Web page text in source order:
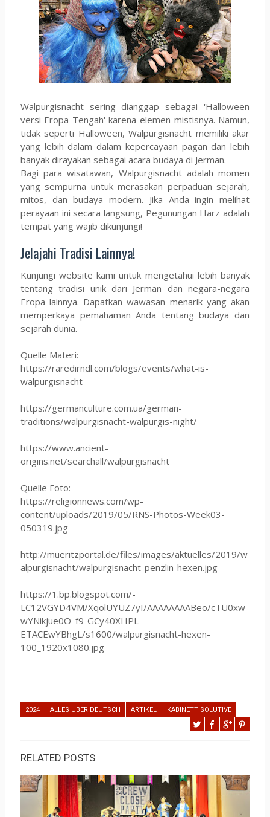
Walpurgisnacht sering dianggap sebagai 'Halloween
versi Eropa Tengah' karena elemen mistisnya. Namun,
tidak seperti Halloween, Walpurgisnacht memiliki akar
yang lebih dalam dalam kepercayaan pagan dan lebih
banyak dirayakan sebagai acara budaya di Jerman.
Bagi para wisatawan, Walpurgisnacht adalah momen
yang sempurna untuk merasakan perpaduan sejarah,
mitos, dan budaya modern. Jika Anda ingin melihat
perayaan ini secara langsung, Pegunungan Harz adalah
tempat yang wajib dikunjungi!
Jelajahi Tradisi Lainnya!
Kunjungi website kami untuk mengetahui lebih banyak
tentang tradisi unik dari Jerman dan negara-negara
Eropa lainnya. Dapatkan wawasan menarik yang akan
memperkaya pemahaman Anda tentang budaya dan
sejarah dunia.
Quelle Materi:
https://raredirndl.com/blogs/events/what-is-
walpurgisnacht
https://germanculture.com.ua/german-
traditions/walpurgisnacht-walpurgis-night/
https://www.ancient-
origins.net/searchall/walpurgisnacht
Quelle Foto:
https://religionnews.com/wp-
content/uploads/2019/05/RNS-Photos-Week03-
050319.jpg
http://mueritzportal.de/files/images/aktuelles/2019/w
alpurgisnacht/walpurgisnacht-penzlin-hexen.jpg
https://1.bp.blogspot.com/-
LC12VGYD4VM/XqolUYUZ7yI/AAAAAAAABeo/cTU0xw
wYNikjue0O_f9-GCy40XHPL-
ETACEwYBhgL/s1600/walpurgisnacht-hexen-
100_1920x1080.jpg
2024 ALLES ÜBER DEUTSCH ARTIKEL KABINETT SOLUTIVE
RELATED POSTS